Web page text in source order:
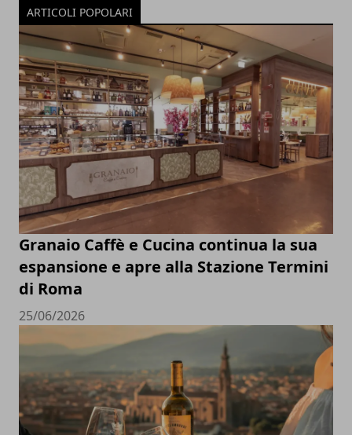
ARTICOLI POPOLARI
Granaio Caffè e Cucina continua la sua
espansione e apre alla Stazione Termini
di Roma
25/06/2026